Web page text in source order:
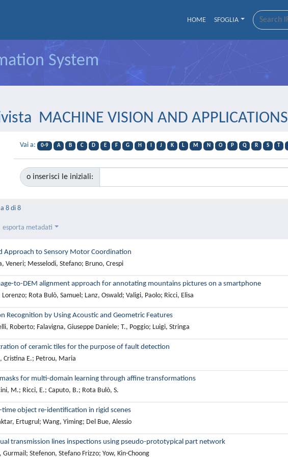
HOME SFOGLIA
System
MACHINE VISION AND APPLICATIONS
Vai a: 0-9 A B C D E F G H J K L M N O P Q R S T
o inserisci le iniziali:
8 di 8
esporta metadati
Approach to Sensory Motor Coordination
Veneri; Messelodi, Stefano; Bruno, Crespi
to-DEM alignment approach for annotating mountains pictures on a smartphone
Rota Bulò, Samuel; Lanz, Oswald; Valigi, Paolo; Ricci, Elisa
Recognition by Using Acoustic and Geometric Features
Roberto; Falavigna, Giuseppe Daniele; T., Poggio; Luigi, Stringa
of ceramic tiles for the purpose of fault detection
Cristina E.; Petrou, Maria
for multi-domain learning through affine transformations
M.; Ricci, E.; Caputo, B.; Rota Bulò, S.
time object re-identification in rigid scenes
Ertugrul; Wang, Yiming; Del Bue, Alessio
transmission lines inspections using pseudo-prototypical part network
Gurmail; Stefenon, Stefano Frizzo; Yow, Kin-Choong